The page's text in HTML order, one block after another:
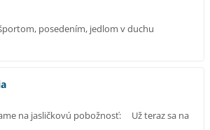
posedením, jedlom v duchu
na jasličkovú pobožnosť: Už teraz sa na